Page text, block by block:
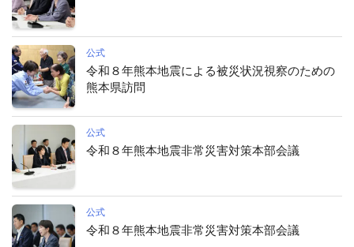
公式
令和８年熊本地震による被災状況視察のための
熊本県訪問
公式
令和８年熊本地震非常災害対策本部会議
公式
令和８年熊本地震非常災害対策本部会議